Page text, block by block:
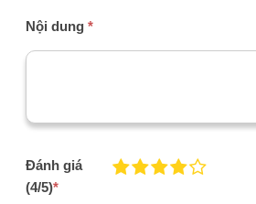
Nội dung *
Đánh giá
(4/5)*